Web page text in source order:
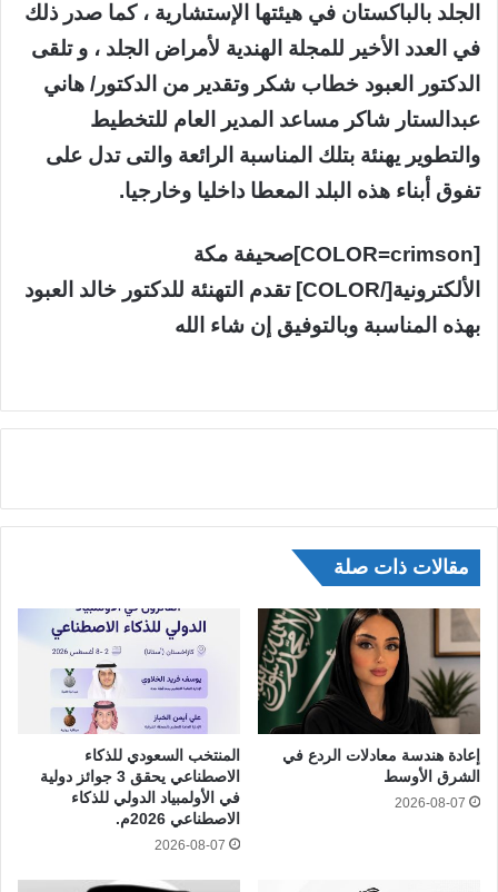
الجلد بالباكستان في هيئتها الإستشارية ، كما صدر ذلك
في العدد الأخير للمجلة الهندية لأمراض الجلد ، و تلقى
الدكتور العبود خطاب شكر وتقدير من الدكتور/ هاني
عبدالستار شاكر مساعد المدير العام للتخطيط
والتطوير يهنئة بتلك المناسبة الرائعة والتى تدل على
تفوق أبناء هذه البلد المعطا داخليا وخارجيا.
[COLOR=crimson]صحيفة مكة
الألكترونية[/COLOR] تقدم التهنئة للدكتور خالد العبود
بهذه المناسبة وبالتوفيق إن شاء الله
مقالات ذات صلة
إعادة هندسة معادلات الردع في
الشرق الأوسط
2026-08-07
المنتخب السعودي للذكاء
الاصطناعي يحقق 3 جوائز دولية
في الأولمبياد الدولي للذكاء
الاصطناعي 2026م.
2026-08-07